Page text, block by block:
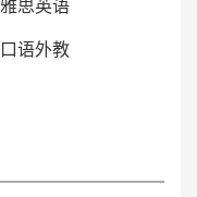
雅思英语
口语外教